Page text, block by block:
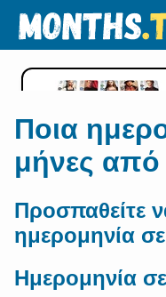
Ποια
μήνες
Προσπαθείτε
ημερομηνία
Ημερομηνία